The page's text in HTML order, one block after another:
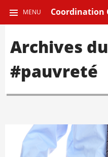
Coordination
MENU
AU
PRINCIPAL
Archives
#pauvreté